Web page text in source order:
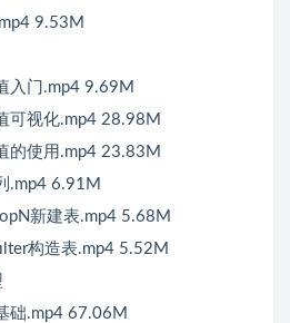
9.53M
入门.mp4 9.69M
可视化.mp4 28.98M
的使用.mp4 23.83M
.mp4 6.91M
新建表.mp4 5.68M
构造表.mp4 5.52M
础.mp4 67.06M